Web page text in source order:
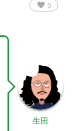
favorite 0
生田